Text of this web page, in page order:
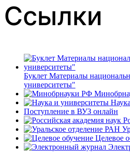
Ссылки
Буклет Материалы
университеты"
Поступление в ВУЗ онлайн
Целевое